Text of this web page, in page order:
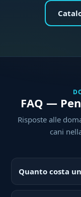
FAQ —
Risposte alle
cani
Quanto costa